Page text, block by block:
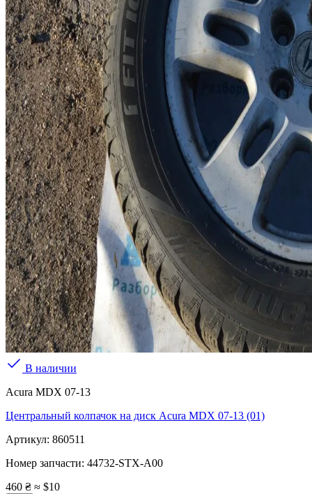
В наличии
Acura MDX 07-13
Центральный колпачок на диск Acura MDX 07-13 (01)
Артикул: 860511
Номер запчасти: 44732-STX-A00
460 ₴ ≈ $10